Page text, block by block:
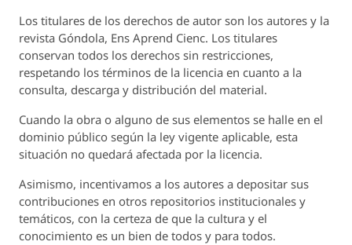
Los titulares de los derechos de autor son los autores y la
revista Góndola, Ens Aprend Cienc. Los titulares
conservan todos los derechos sin restricciones,
respetando los términos de la licencia en cuanto a la
consulta, descarga y distribución del material.
Cuando la obra o alguno de sus elementos se halle en el
dominio público según la ley vigente aplicable, esta
situación no quedará afectada por la licencia.
Asimismo, incentivamos a los autores a depositar sus
contribuciones en otros repositorios institucionales y
temáticos, con la certeza de que la cultura y el
conocimiento es un bien de todos y para todos.